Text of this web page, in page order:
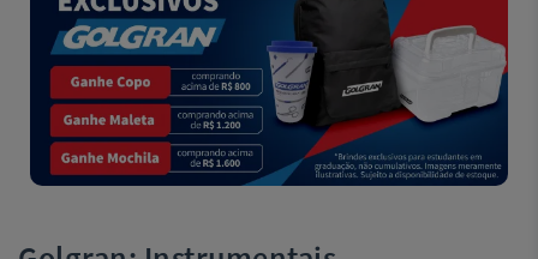
Equipamentos
Você está
emDental
Cremer
Simples
Dental